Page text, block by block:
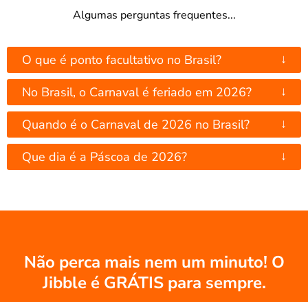
Algumas perguntas frequentes...
O que é ponto facultativo no Brasil? ↓
No Brasil, o Carnaval é feriado em 2026? ↓
Quando é o Carnaval de 2026 no Brasil? ↓
Que dia é a Páscoa de 2026? ↓
Não perca mais nem um minuto! O
Jibble é GRÁTIS para sempre.